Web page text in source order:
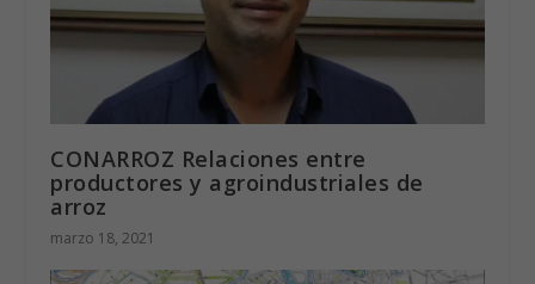
CONARROZ Relaciones entre
productores y agroindustriales de
arroz
marzo 18, 2021